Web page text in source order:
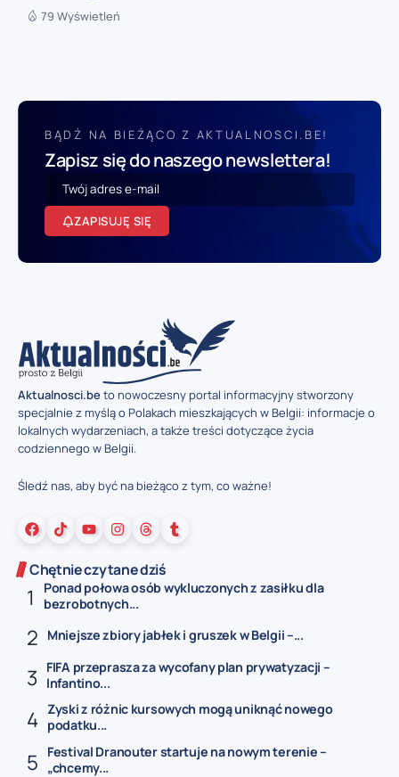
79 Wyświetleń
BĄDŹ NA BIEŻĄCO Z AKTUALNOSCI.BE!
Zapisz się do naszego newslettera!
ZAPISUJĘ SIĘ
Aktualnosci.beto nowoczesny portal informacyjny stworzony
specjalnie z myślą o Polakach mieszkających w Belgii: informacje o
lokalnych wydarzeniach, a także treści dotyczące życia
codziennego w Belgii.
Śledź nas, aby być na bieżąco z tym, co ważne!
Chętnie czytane dziś
Ponad połowa osób wykluczonych z zasiłku dla
bezrobotnych...
Mniejsze zbiory jabłek i gruszek w Belgii –...
FIFA przeprasza za wycofany plan prywatyzacji –
Infantino...
Zyski z różnic kursowych mogą uniknąć nowego
podatku...
Festival Dranouter startuje na nowym terenie –
„chcemy...